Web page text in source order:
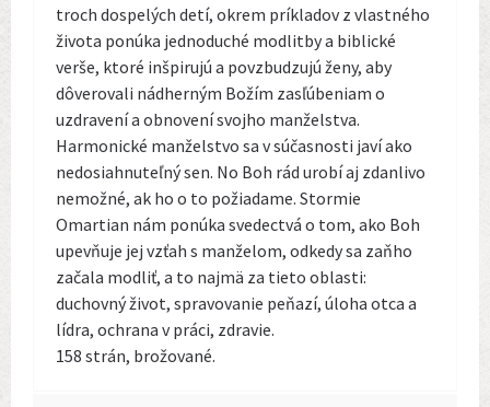
troch dospelých detí, okrem príkladov z vlastného
života ponúka jednoduché modlitby a biblické
verše, ktoré inšpirujú a povzbudzujú ženy, aby
dôverovali nádherným Božím zasľúbeniam o
uzdravení a obnovení svojho manželstva.
Harmonické manželstvo sa v súčasnosti javí ako
nedosiahnuteľný sen. No Boh rád urobí aj zdanlivo
nemožné, ak ho o to požiadame. Stormie
Omartian nám ponúka svedectvá o tom, ako Boh
upevňuje jej vzťah s manželom, odkedy sa zaňho
začala modliť, a to najmä za tieto oblasti:
duchovný život, spravovanie peňazí, úloha otca a
lídra, ochrana v práci, zdravie.
158 strán, brožované.